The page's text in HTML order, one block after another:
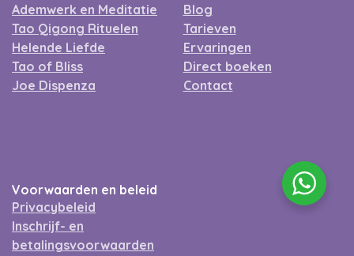
Ademwerk en Meditatie
Tao Qigong Rituelen
Helende Liefde
Tao of Bliss
Joe Dispenza
Blog
Tarieven
Ervaringen
Direct boeken
Contact
Voorwaarden en beleid
Privacybeleid
Inschrijf- en
betalingsvoorwaarden